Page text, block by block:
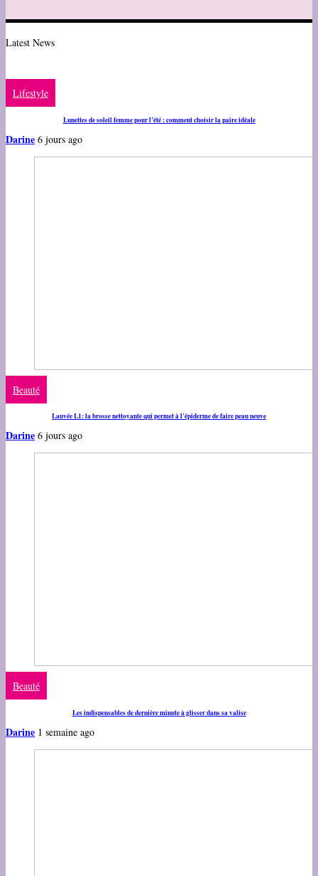
Latest News
Lifestyle
Lunettes de soleil femme pour l’été : comment choisir la paire idéale
Darine 6 jours ago
Beauté
Lauvée L1: la brosse nettoyante qui permet à l’épiderme de faire peau neuve
Darine 6 jours ago
Beauté
Les indispensables de dernière minute à glisser dans sa valise
Darine 1 semaine ago